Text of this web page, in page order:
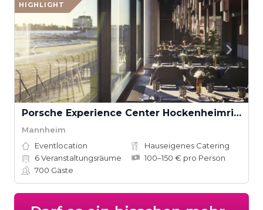
HIGHLIGHT
Porsche Experience Center Hockenheimring
Mannheim
Eventlocation
Hauseigenes Catering
6Veranstaltungsräume
100–150 € pro Person
700 Gäste